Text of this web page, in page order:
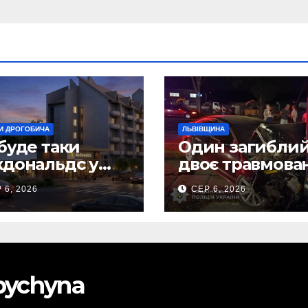
ДРОГОБИЧА
таки
у
(Фото)
6, 2026
ЛЬВІВЩИНА
Один
двоє
внаслідок ДТП
Самбірщині
СЕР 6, 2026